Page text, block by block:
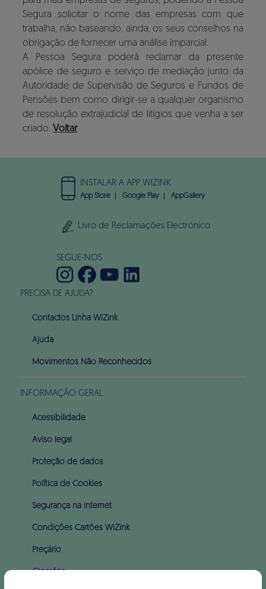
Segura solicitar o nome das empresas com que
trabalha, não baseando, ainda, os seus conselhos na
obrigação de fornecer uma análise imparcial.
A Pessoa Segura poderá reclamar da presente
apólice de seguro e serviço de mediação junto da
Autoridade de Supervisão de Seguros e Fundos de
Pensões bem como dirigir-se a qualquer organismo
de resolução extrajudicial de litígios que venha a ser
criado. Voltar
PRECISA DE AJUDA?
Contactos Linha WiZink
Ajuda
Movimentos Não Reconhecidos
INFORMAÇÃO GERAL
Acessibilidade
Aviso legal
Proteção de dados
Política de Cookies
Segurança na internet
Condições Cartões WiZink
Preçário
Glossário
INSTALAR A APP WIZINK
App Store Google Play AppGallery
Livro de Reclamações Electrónico
SEGUE-NOS